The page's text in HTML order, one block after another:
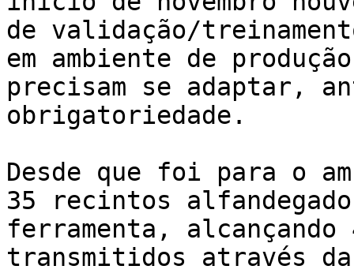
de validação/
em ambiente de
precisam se adaptar,
obrigatoriedade.
Desde que foi para o
35 recintos
ferramenta,
transmitidos através